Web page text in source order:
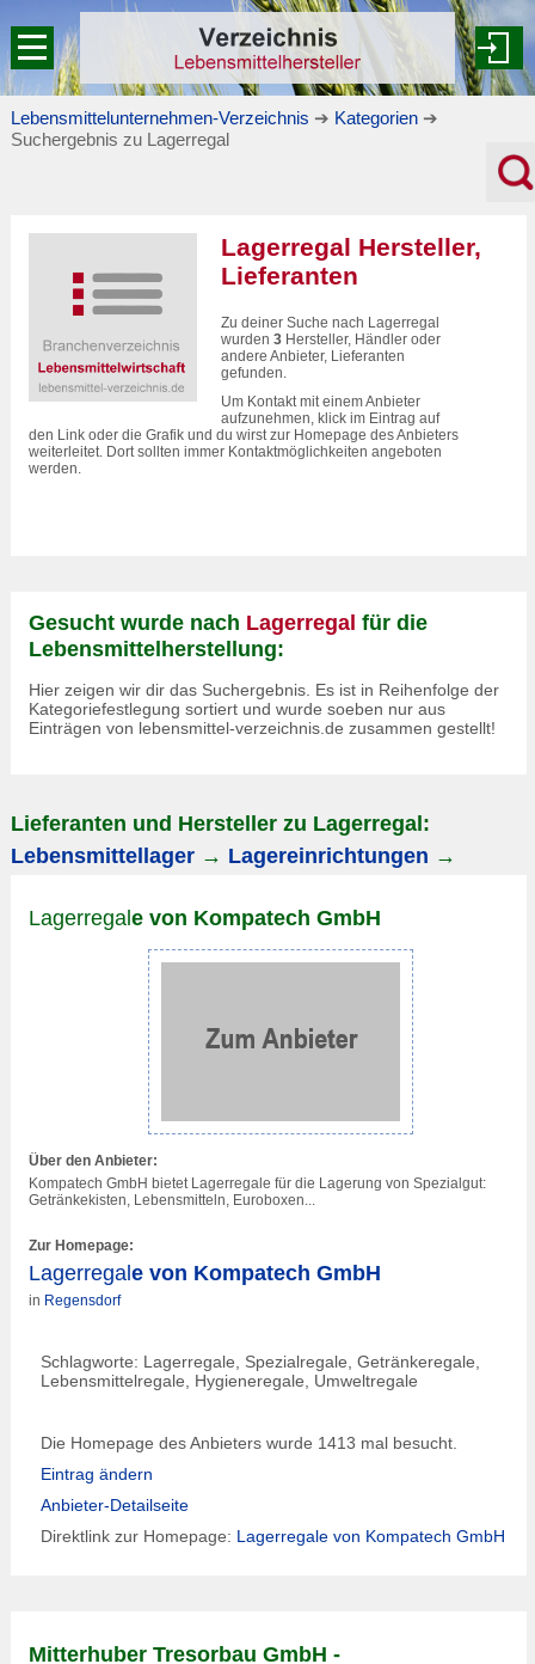
Lebensmittelunternehmen-Verzeichnis ➔ Kategorien ➔
Suchergebnis zu Lagerregal
Lagerregal Hersteller,
Lieferanten
Zu deiner Suche nach Lagerregal
wurden 3Hersteller, Händler oder
andere Anbieter, Lieferanten
gefunden.
Um Kontakt mit einem Anbieter
aufzunehmen, klick im Eintrag auf
den Link oder die Grafik und du wirst zur Homepage des Anbieters
weiterleitet. Dort sollten immer Kontaktmöglichkeiten angeboten
werden.
Gesucht wurde nach Lagerregal für die
Lebensmittelherstellung:
Hier zeigen wir dir das Suchergebnis. Es ist in Reihenfolge der
Kategoriefestlegung sortiert und wurde soeben nur aus
Einträgen von lebensmittel-verzeichnis.de zusammen gestellt!
Lieferanten und Hersteller zu Lagerregal:
Lebensmittellager → Lagereinrichtungen →
Lagerregale von Kompatech GmbH
Über den Anbieter:
Kompatech GmbH bietet Lagerregal e für die Lagerung von Spezialgut:
Getränkekisten, Lebensmitteln, Euroboxen...
Zur Homepage:
Lagerregale von Kompatech GmbH
in Regensdorf
Schlagworte: Lagerregale, Spezialregale, Getränkeregale,
Lebensmittelregale, Hygieneregale, Umweltregale
Die Homepage des Anbieters wurde 1413 mal besucht.
Eintrag ändern
Anbieter-Detailseite
Direktlink zur Homepage: Lagerregale von Kompatech GmbH
Mitterhuber Tresorbau GmbH -